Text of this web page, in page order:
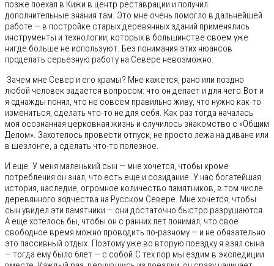
позже поехал в Кижи в центр реставрации и получил
дополнительные знания там. Это мне очень помогло в дальнейшей
работе — в постройке старых деревянных зданий применялись
инструменты и технологии, которых в большинстве своем уже
нигде больше не используют. Без понимания этих нюансов
проделать серьезную работу на Севере невозможно.
Зачем мне Север и его храмы? Мне кажется, рано или поздно
любой человек задается вопросом: что он делает и для чего.Вот и
я однажды понял, что не совсем правильно живу, что нужно как-то
измениться, сделать что-то не для себя. Как раз тогда началась
моя осознанная церковная жизнь и случилось знакомство с «Общим
Делом». Захотелось провести отпуск, не просто лежа на диване или
в шезлонге, а сделать что-то полезное.
И еще. У меня маленький сын — мне хочется, чтобы кроме
потребления он знал, что есть еще и созидание. У нас богатейшая
история, наследие, огромное количество памятников, в том числе
деревянного зодчества на Русском Севере. Мне хочется, чтобы
сын увидел эти памятники — они достаточно быстро разрушаются.
А еще хотелось бы, чтобы он с ранних лет понимал, что свое
свободное время можно проводить по-разному — и не обязательно
это пассивный отдых. Поэтому уже во вторую поездку я взял сына
— тогда ему было 6лет — с собой.С тех пор мы ездим в экспедиции